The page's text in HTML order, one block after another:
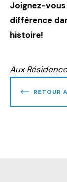
Joignez-vous
différence
histoire!
Aux
RETOUR